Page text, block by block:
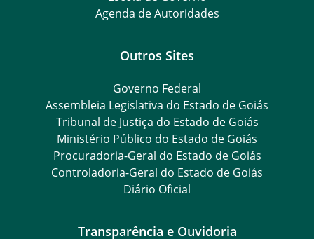
Agenda de Autoridades
Outros Sites
Governo Federal
Assembleia Legislativa do Estado de Goiás
Tribunal de Justiça do Estado de Goiás
Ministério Público do Estado de Goiás
Procuradoria-Geral do Estado de Goiás
Controladoria-Geral do Estado de Goiás
Diário Oficial
Transparência e Ouvidoria